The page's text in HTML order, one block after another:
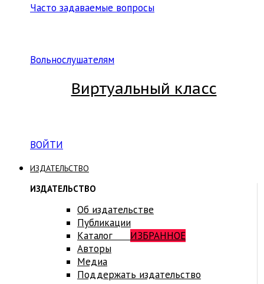
Часто задаваемые вопросы
Вольнослушателям
Виртуальный класс
ВОЙТИ
ИЗДАТЕЛЬСТВО
ИЗДАТЕЛЬСТВО
Об издательстве
Публикации
Каталог ИЗБРАННОЕ
Авторы
Медиа
Поддержать издательство